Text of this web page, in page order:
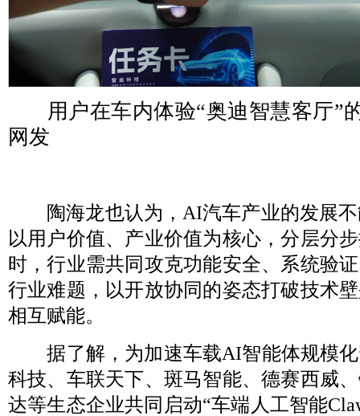
用户在车内体验“奥迪智慧客厅”
网发
陶海龙也认为，AI汽车产业的发展不
以用户价值、产业价值为核心，分层分
时，行业需共同攻克功能安全、系统验
行业难题，以开放协同的姿态打破技术
相互赋能。
据了解，为加速车载AI智能体规模化
科技、车联天下、斑马智能、德赛西威
达等生态企业共同启动“车端人工智能